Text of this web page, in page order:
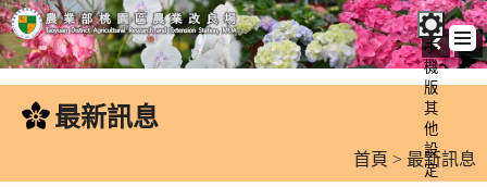
跳
內
手
機
版
其
他
設
定
最新訊息
首頁 > 最新訊息